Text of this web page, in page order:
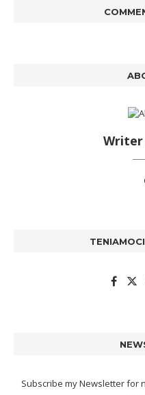
Writer
Subscribe my Newsletter for